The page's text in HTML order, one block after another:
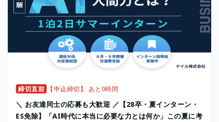
締切直前 【申込締切】 あと0時間
＼ お友達同士の応募も大歓迎 ／【28卒・夏インターン・
ES免除】「AI時代に本当に必要な力とは何か」この夏に考